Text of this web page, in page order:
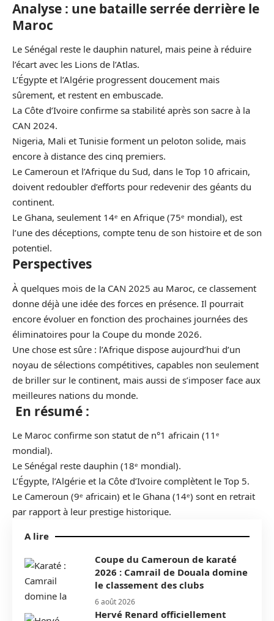
Analyse : une bataille serrée derrière le
Maroc
Le Sénégal reste le dauphin naturel, mais peine à réduire
l’écart avec les Lions de l’Atlas.
L’Égypte et l’Algérie progressent doucement mais
sûrement, et restent en embuscade.
La Côte d’Ivoire confirme sa stabilité après son sacre à la
CAN 2024.
Nigeria, Mali et Tunisie forment un peloton solide, mais
encore à distance des cinq premiers.
Le Cameroun et l’Afrique du Sud, dans le Top 10 africain,
doivent redoubler d’efforts pour redevenir des géants du
continent.
Le Ghana, seulement 14ᵉ en Afrique (75ᵉ mondial), est
l’une des déceptions, compte tenu de son histoire et de son
potentiel.
Perspectives
À quelques mois de la CAN 2025 au Maroc, ce classement
donne déjà une idée des forces en présence. Il pourrait
encore évoluer en fonction des prochaines journées des
éliminatoires pour la Coupe du monde 2026.
Une chose est sûre : l’Afrique dispose aujourd’hui d’un
noyau de sélections compétitives, capables non seulement
de briller sur le continent, mais aussi de s’imposer face aux
meilleures nations du monde.
En résumé :
Le Maroc confirme son statut de n°1 africain (11ᵉ
mondial).
Le Sénégal reste dauphin (18ᵉ mondial).
L’Égypte, l’Algérie et la Côte d’Ivoire complètent le Top 5.
Le Cameroun (9ᵉ africain) et le Ghana (14ᵉ) sont en retrait
par rapport à leur prestige historique.
A lire
Coupe du Cameroun de karaté
2026 : Camrail de Douala domine
le classement des clubs
6 août 2026
Hervé Renard officiellement